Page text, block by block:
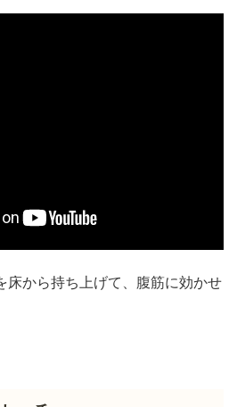
床から持ち上げて、腹筋に効かせ